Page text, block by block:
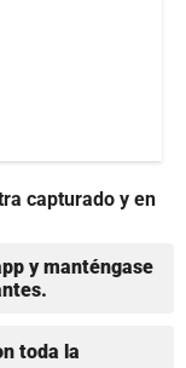
capturado y en
y manténgase
toda la